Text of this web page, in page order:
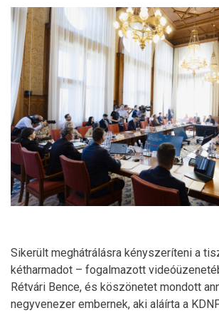
Sikerült meghátrálásra kényszeríteni a
kétharmadot – fogalmazott
Rétvári Bence, és köszönetet mondott
negyvenezer embernek, aki aláírta a